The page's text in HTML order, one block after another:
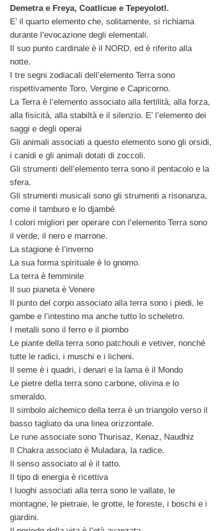
Demetra e Freya, Coatlicue e Tepeyolotl.
E’ il quarto elemento che, solitamente, si richiama
durante l’evocazione degli elementali.
Il suo punto cardinale è il NORD, ed è riferito alla
notte.
I tre segni zodiacali dell’elemento Terra sono
rispettivamente Toro, Vergine e Capricorno.
La Terra è l’elemento associato alla fertilità, alla forza,
alla fisicità, alla stabiltà e il silenzio. E’ l’elemento dei
saggi e degli operai
Gli animali associati a questo elemento sono gli orsidi,
i canidi e gli animali dotati di zoccoli.
Gli strumenti dell’elemento terra sono il pentacolo e la
sfera.
Gli strumenti musicali sono gli strumenti a risonanza,
come il tamburo e lo djambé
I colori migliori per operare con l’elemento Terra sono
il verde, il nero e marrone.
La stagione è l’inverno
La sua forma spirituale è lo gnomo.
La terra è femminile
Il suo pianeta è Venere
Il punto del corpo associato alla terra sono i piedi, le
gambe e l’intestino ma anche tutto lo scheletro.
I metalli sono il ferro e il piombo
Le piante della terra sono patchouli e vetiver, nonché
tutte le radici, i muschi e i licheni.
Il seme è i quadri, i denari e la lama è il Mondo
Le pietre della terra sono carbone, olivina e lo
smeraldo.
Il simbolo alchemico della terra è un triangolo verso il
basso tagliato da una linea orizzontale.
Le rune associate sono Thurisaz, Kenaz, Naudhiz
Il Chakra associato è Muladara, la radice.
Il senso associato al è il tatto.
Il tipo di energia è ricettiva
I luoghi associati alla terra sono le vallate, le
montagne, le pietraie, le grotte, le foreste, i boschi e i
giardini.